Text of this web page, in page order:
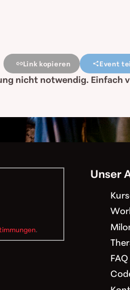
Link kopieren Event
nicht notwendig. Einfach
.
Unser
FAQ